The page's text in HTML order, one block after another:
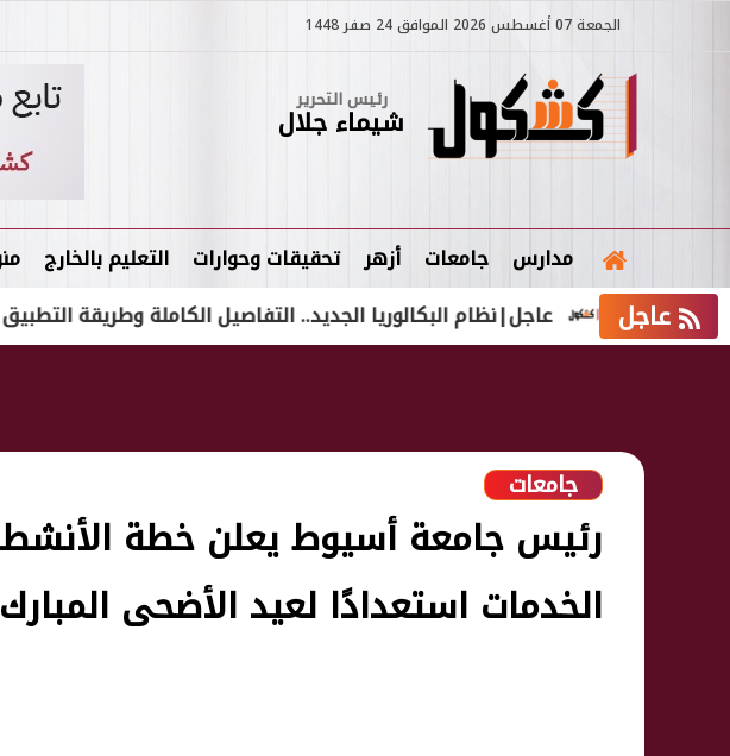
الجمعة 07 أغسطس 2026 الموافق 24 صفر 1448
رئيس التحرير
شيماء جلال
مدارس جامعات أزهر تحقيقات وحوارات التعليم بالخارج
عاجلعاجل|نظام البكالوريا الجديد.. التفاصيل الكاملة وطريقة التطبيق على
جامعات
رئيس جامعة أسيوط يعلن خطة
الخدمات استعدادًا لعيد الأضحى المبارك